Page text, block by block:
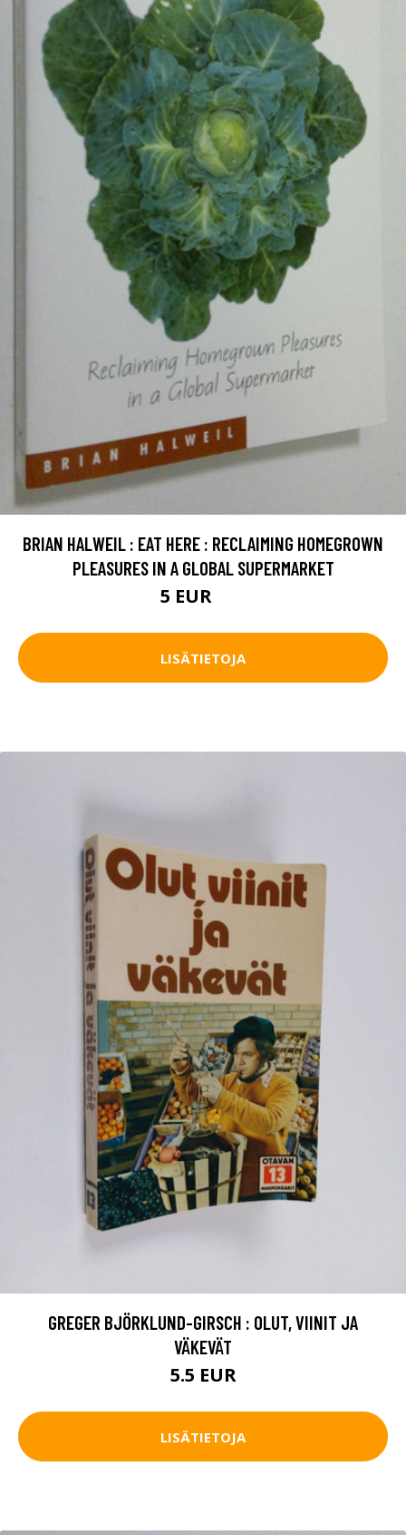
BRIAN HALWEIL : EAT HERE : RECLAIMING HOMEGROWN
PLEASURES IN A GLOBAL SUPERMARKET
5 EUR
LISÄTIETOJA
GREGER BJÖRKLUND-GIRSCH : OLUT, VIINIT JA
VÄKEVÄT
5.5 EUR
LISÄTIETOJA